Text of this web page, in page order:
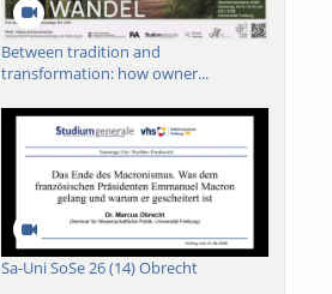
Between tradition and
transformation: how owner...
Sa-Uni SoSe 26 (14) Obrecht